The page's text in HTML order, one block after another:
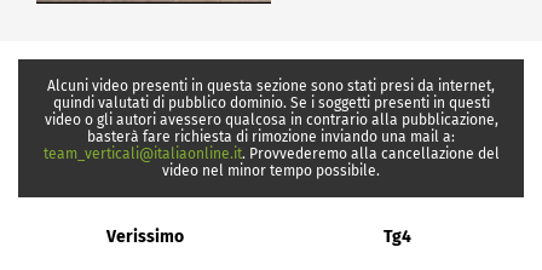
Alcuni video presenti in questa sezione sono stati presi da internet,
quindi valutati di pubblico dominio. Se i soggetti presenti in questi
video o gli autori avessero qualcosa in contrario alla pubblicazione,
basterà fare richiesta di rimozione inviando una mail a:
team_verticali@italiaonline.it. Provvederemo alla cancellazione del
video nel minor tempo possibile.
Verissimo Tg4